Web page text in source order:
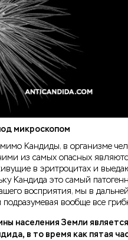
микроскопом
Кандиды, в организме
из самых опасных
в эритроцитах и
Кандида это самый
восприятия, мы в
подразумевая вообще все
населения Земли является
в то время как пятая